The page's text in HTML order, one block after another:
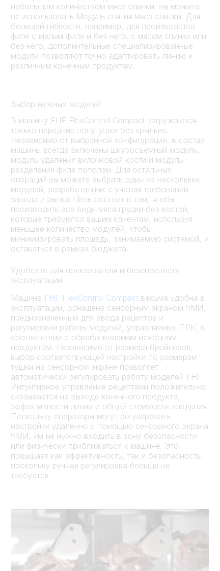
небольшим количеством мяса спинки, вы можете
не использовать Модуль снятия мяса спинки. Для
большей гибкости, например, для производства
филе с малым филе и без него, с мясом спинки или
без него, дополнительные специализированные
модули позволяют точно адаптировать линию к
различным конечным продуктам.
Выбор нужных модулей
В машину FHF FlexControl Compact загружаются
только передние полутушки без крыльев.
Независимо от выбранной конфигурации, в состав
машины всегда включены шкуросъемный модуль,
модуль удаления вилочковой кости и модуль
разделения филе пополам. Для остальных
операций вы можете выбрать один из нескольких
модулей, разработанных с учетом требований
завода и рынка. Цель состоит в том, чтобы
производить все виды мяса грудки без костей,
которые требуются вашим клиентам, используя
меньшее количество модулей, чтобы
минимизировать площадь, занимаемую системой, и
оставаться в рамках бюджета.
Удобство для пользователя и безопасность
эксплуатации
Машина FHF FlexControl Compact весьма удобна в
эксплуатации, оснащена сенсорным экраном ЧМИ,
предназначенным для ввода рецептов и
регулировки работы модулей, управляемых ПЛК, в
соответствии с обрабатываемым исходным
продуктом. Независимо от размера бройлеров,
выбор соответствующей настройки по размерам
тушки на сенсорном экране позволяет
автоматически регулировать работу моделей FHF.
Интуитивное управление рецептами положительно
сказывается на выходе конечного продукта,
эффективности линии и общей стоимости владения.
Поскольку операторы могут регулировать
настройки удаленно с помощью сенсорного экрана
ЧМИ, им не нужно входить в зону безопасности
или физически приближаться к машине. Это
повышает как эффективность, так и безопасность,
поскольку ручная регулировка больше не
требуется.